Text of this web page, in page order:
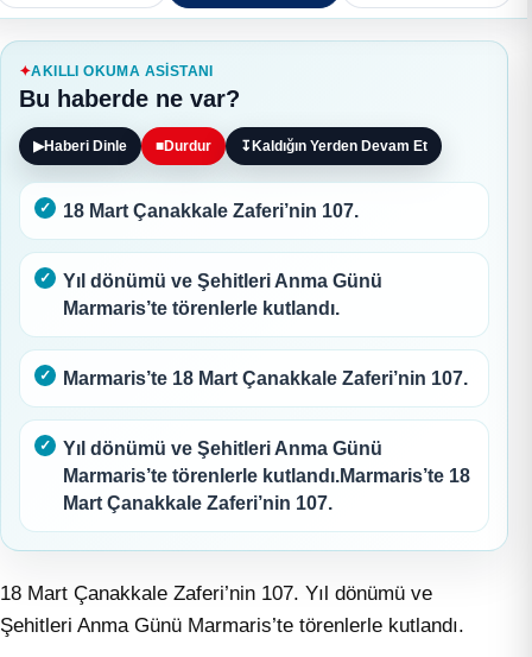
AKILLI OKUMA ASISTANI
Bu haberde ne var?
▶Haberi Dinle ■Durdur ↧ Kaldığın Yerden Devam Et
18 Mart Çanakkale Zaferi’nin 107.
Yıl dönümü ve Şehitleri Anma Günü
Marmaris’te törenlerle kutlandı.
Marmaris’te 18 Mart Çanakkale Zaferi’nin 107.
Yıl dönümü ve Şehitleri Anma Günü
Marmaris’te törenlerle kutlandı.Marmaris’te 18
Mart Çanakkale Zaferi’nin 107.
18 Mart Çanakkale Zaferi’nin 107. Yıl dönümü ve
Şehitleri Anma Günü Marmaris’te törenlerle kutlandı.